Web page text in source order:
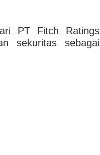
PT Fitch Ratings
sekuritas sebagai